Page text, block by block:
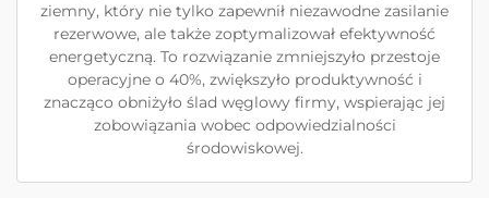
ziemny, który nie tylko zapewnił niezawodne zasilanie
rezerwowe, ale także zoptymalizował efektywność
energetyczną. To rozwiązanie zmniejszyło przestoje
operacyjne o 40%, zwiększyło produktywność i
znacząco obniżyło ślad węglowy firmy, wspierając jej
zobowiązania wobec odpowiedzialności
środowiskowej.